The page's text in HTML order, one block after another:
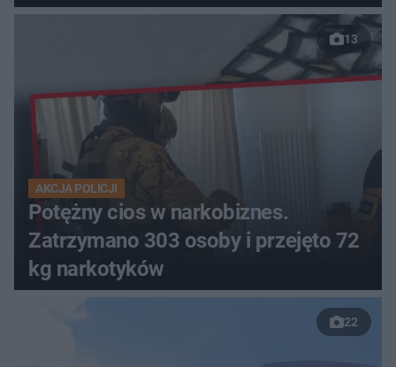
13
AKCJA POLICJI
Potężny cios w narkobiznes.
Zatrzymano 303 osoby i przejęto 72
kg narkotyków
22